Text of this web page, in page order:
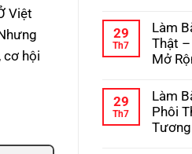
Việt
cơ hội
Học
Hợp
Pháp
Bằng
Đại
Học
Có
Gốc
Tại
Trường
bình
luận
ở
Dịch
Bằng
Cấp
3
TPHCM
29
Th7
Làm
Thật
Mở
bình
luận
ở
Làm
29
Th7
Làm
Phôi